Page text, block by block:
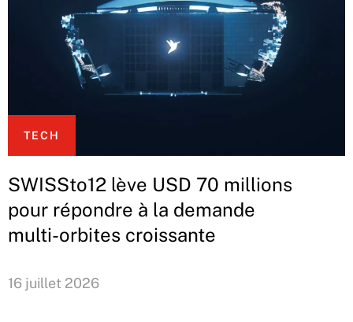
TECH
SWISSto12 lève USD 70 millions
pour répondre à la demande
multi-orbites croissante
16 juillet 2026